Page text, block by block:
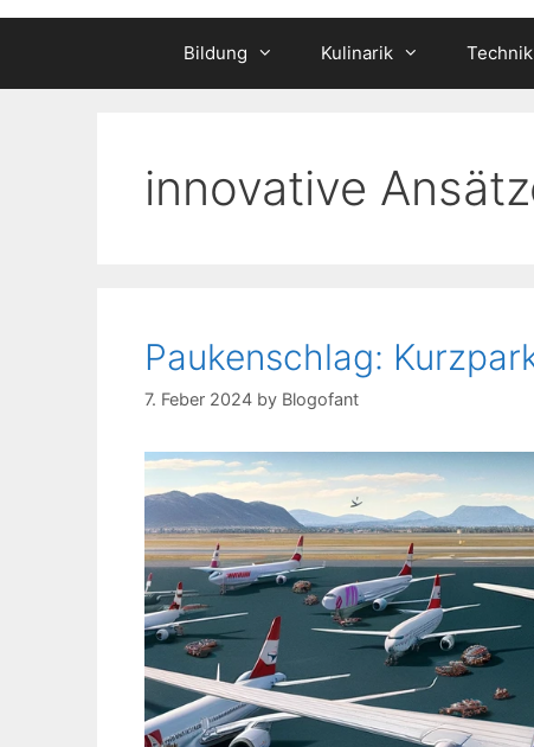
Bildung Kulinarik
innovative
Paukenschlag:
7. Feber 2024 by Blogofant